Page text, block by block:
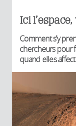
Ici
Comment s’y
chercheurs pour
quand elles